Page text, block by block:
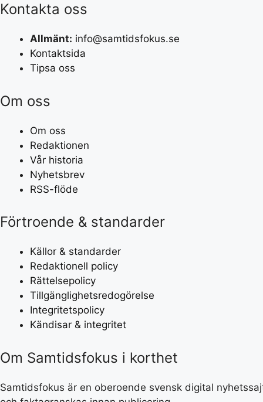
Kontakta oss
Allmänt: info@samtidsfokus.se
Kontaktsida
Tipsa oss
Om oss
Om oss
Redaktionen
Vår historia
Nyhetsbrev
RSS-flöde
Förtroende & standarder
Källor & standarder
Redaktionell policy
Rättelsepolicy
Tillgänglighetsredogörelse
Integritetspolicy
Kändisar & integritet
Om Samtidsfokus i korthet
Samtidsfokus är en oberoende svensk digital